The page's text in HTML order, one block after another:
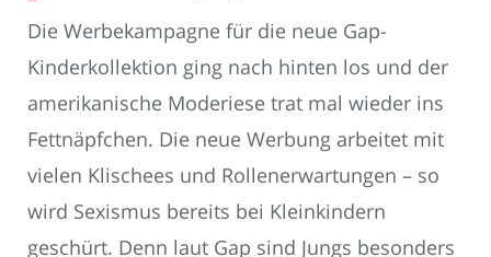
Die Werbekampagne für die neue Gap-
Kinderkollektion ging nach hinten los und der
amerikanische Moderiese trat mal wieder ins
Fettnäpfchen. Die neue Werbung arbeitet mit
vielen Klischees und Rollenerwartungen – so
wird Sexismus bereits bei Kleinkindern
geschürt. Denn laut Gap sind Jungs besonders